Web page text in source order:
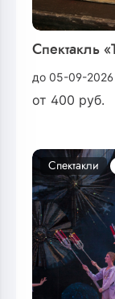
Спектакль
до 05-09-2026
от 400 руб.
Спектакли